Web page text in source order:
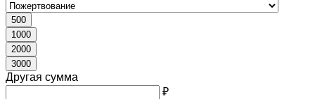
500
1000
2000
3000
Другая сумма
₽